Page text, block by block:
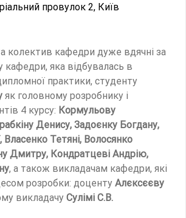
провулок 2, Київ
колектив кафедри дуже вдячні за
кафедри, яка відбувалась в
практики, студенту
як головному розробнику і
4 курсу: Кормульову
Денису, Задоєнку Богдану,
Власенко Тетяні, Волосянко
Дмитру, Кондратцеві Андрію,
, а також викладачам кафедри, які
розробки: доценту Алєксєєву
викладачу Сулімі С.В.